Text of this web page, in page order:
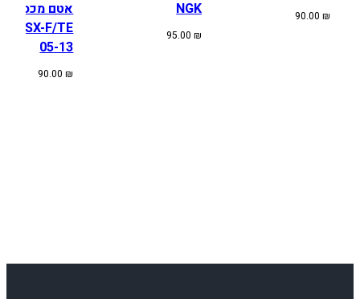
C
90.00 ₪
NGK
95.00₪
אטם מכסה
SX-F/TE
05-13
90.00₪